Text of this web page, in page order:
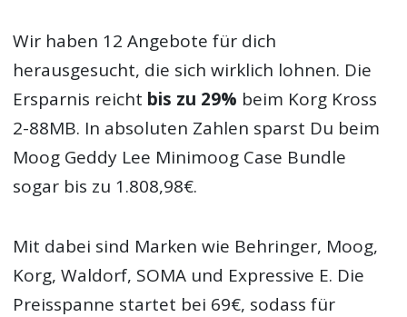
Wir haben 12 Angebote für dich
herausgesucht, die sich wirklich lohnen. Die
Ersparnis reicht bis zu 29% beim Korg Kross
2-88MB. In absoluten Zahlen sparst Du beim
Moog Geddy Lee Minimoog Case Bundle
sogar bis zu 1.808,98€.
Mit dabei sind Marken wie Behringer, Moog,
Korg, Waldorf, SOMA und Expressive E. Die
Preisspanne startet bei 69€, sodass für